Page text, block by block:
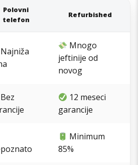
Polovni
telefon
Refurbished
Najniža
Mnogo
jeftinije od
novog
Bez
12 meseci
garancije
Minimum
85%